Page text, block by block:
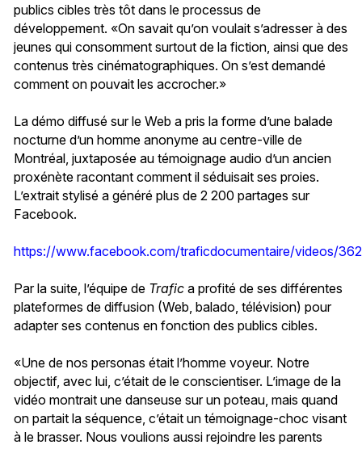
publics cibles très tôt dans le processus de
développement. «On savait qu’on voulait s’adresser à des
jeunes qui consomment surtout de la fiction, ainsi que des
contenus très cinématographiques. On s’est demandé
comment on pouvait les accrocher.»
La démo diffusé sur le Web a pris la forme d’une balade
nocturne d’un homme anonyme au centre-ville de
Montréal, juxtaposée au témoignage audio d’un ancien
proxénète racontant comment il séduisait ses proies.
L’extrait stylisé a généré plus de 2 200 partages sur
Facebook.
https://www.facebook.com/traficdocumentaire/videos/
Par la suite, l’équipe de Trafic a profité de ses différentes
plateformes de diffusion (Web, balado, télévision) pour
adapter ses contenus en fonction des publics cibles.
«Une de nos personas était l’homme voyeur. Notre
objectif, avec lui, c’était de le conscientiser. L’image de la
vidéo montrait une danseuse sur un poteau, mais quand
on partait la séquence, c’était un témoignage-choc visant
à le brasser. Nous voulions aussi rejoindre les parents